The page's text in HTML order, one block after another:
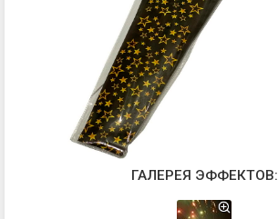
ГАЛЕРЕЯ ЭФФЕКТОВ: